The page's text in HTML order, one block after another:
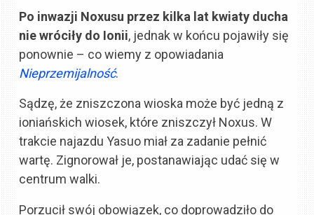
Po inwazji Noxusu przez kilka lat kwiaty ducha
nie wróciły do Ionii, jednak w końcu pojawiły się
ponownie – co wiemy z opowiadania
Nieprzemijalność.
Sądzę, że zniszczona wioska może być jedną z
ioniańskich wiosek, które zniszczył Noxus. W
trakcie najazdu Yasuo miał za zadanie pełnić
wartę. Zignorował je, postanawiając udać się w
centrum walki.
Porzucił swój obowiązek, co doprowadziło do